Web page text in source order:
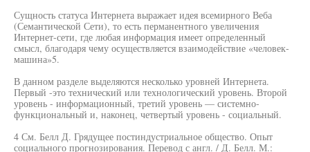
Сущность статуса Интернета выражает идея всемирного Веба
(Семантической Сети), то есть перманентного увеличения
Интернет-сети, где любая информация имеет определенный
смысл, благодаря чему осуществляется взаимодействие «человек-
машина»5.
В данном разделе выделяются несколько уровней Интернета.
Первый -это технический или технологический уровень. Второй
уровень - информационный, третий уровень — системно-
функциональный и, наконец, четвертый уровень - социальный.
4 См. Белл Д. Грядущее постиндустриальное общество. Опыт
социального прогнозирования. Перевод с англ. / Д. Белл. М.: